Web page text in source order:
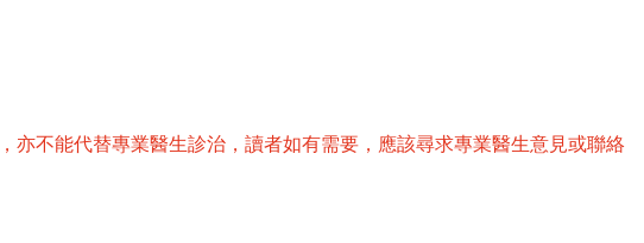
不能代替專業醫生診治，讀者如有需要，應該尋求專業醫生意見或聯絡